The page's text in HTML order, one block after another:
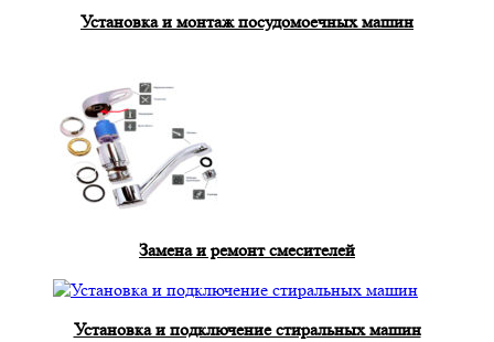
Установка и монтаж посудомоечных машин
Замена и ремонт смесителей
Установка и подключение стиральных машин